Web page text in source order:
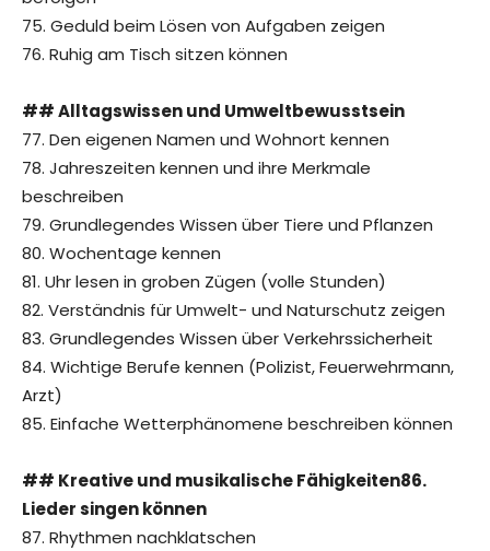
75. Geduld beim Lösen von Aufgaben zeigen
76. Ruhig am Tisch sitzen können
## Alltagswissen und Umweltbewusstsein
77. Den eigenen Namen und Wohnort kennen
78. Jahreszeiten kennen und ihre Merkmale
beschreiben
79. Grundlegendes Wissen über Tiere und Pflanzen
80. Wochentage kennen
81. Uhr lesen in groben Zügen (volle Stunden)
82. Verständnis für Umwelt- und Naturschutz zeigen
83. Grundlegendes Wissen über Verkehrssicherheit
84. Wichtige Berufe kennen (Polizist, Feuerwehrmann,
Arzt)
85. Einfache Wetterphänomene beschreiben können
## Kreative und musikalische Fähigkeiten86.
Lieder singen können
87. Rhythmen nachklatschen